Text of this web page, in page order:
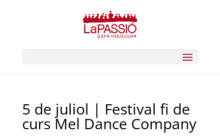
5 de juliol | Festival fi de
curs Mel Dance Company